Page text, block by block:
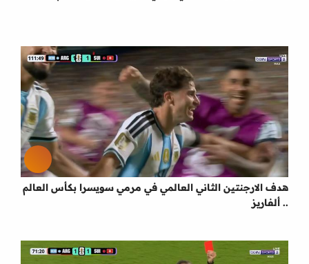
هدف الارجنتين الثاني العالمي في مرمي سويسرا بكأس العالم
.. ألفاريز